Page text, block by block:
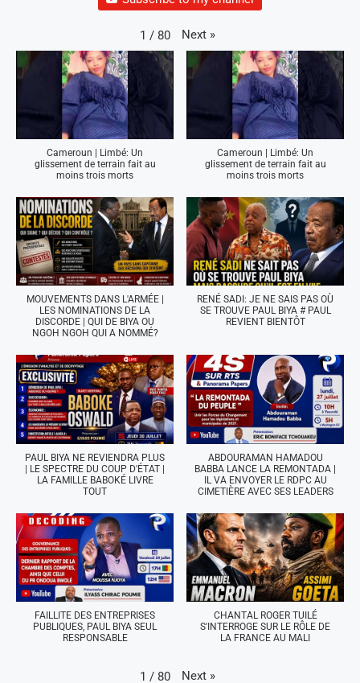
1 / 80 Next »
Cameroun | Limbé: Un
glissement de terrain fait au
moins trois morts
Cameroun | Limbé: Un
glissement de terrain fait au
moins trois morts
MOUVEMENTS DANS L'ARMÉE |
LES NOMINATIONS DE LA
DISCORDE | QUI DE BIYA OU
NGOH NGOH QUI A NOMMÉ?
RENÉ SADI: JE NE SAIS PAS OÙ
SE TROUVE PAUL BIYA # PAUL
REVIENT BIENTÔT
PAUL BIYA NE REVIENDRA PLUS
| LE SPECTRE DU COUP D'ÉTAT |
LA FAMILLE BABOKÉ LIVRE
TOUT
ABDOURAMAN HAMADOU
BABBA LANCE LA REMONTADA |
IL VA ENVOYER LE RDPC AU
CIMETIÈRE AVEC SES LEADERS
FAILLITE DES ENTREPRISES
PUBLIQUES, PAUL BIYA SEUL
RESPONSABLE
CHANTAL ROGER TUILÉ
S'INTERROGE SUR LE RÔLE DE
LA FRANCE AU MALI
1 / 80 Next »